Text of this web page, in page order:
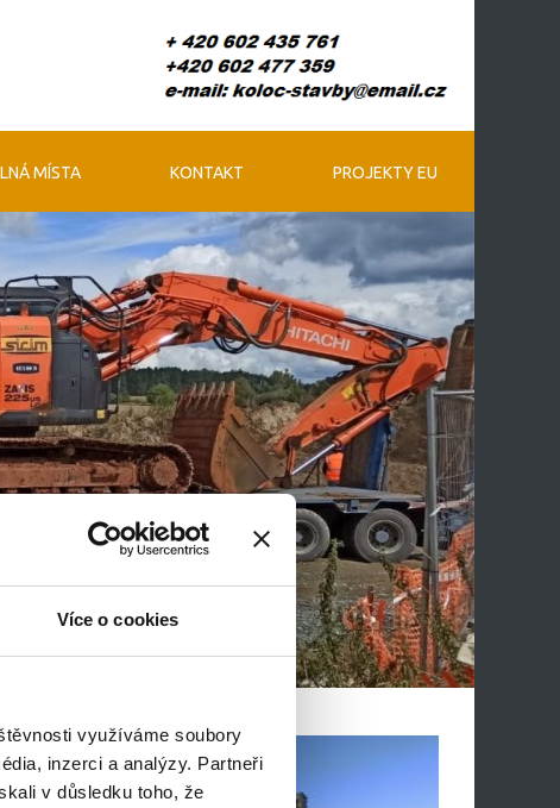
Více o cookies
využíváme soubory
inzerci a analýzy. Partneři
v důsledku toho, že
MÍSTA KONTAKT PROJEKTY EU